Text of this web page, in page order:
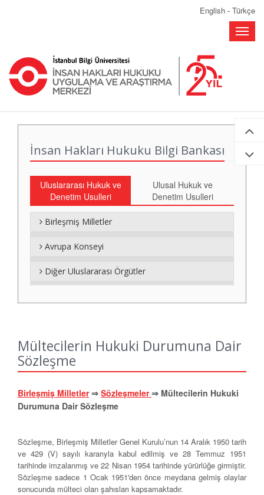
English - Türkçe
Toggle
İnsan Hakları Hukuku Bilgi Bankası
Uluslararası Hukuk ve
Denetim Usulleri
Ulusal Hukuk ve
Denetim Usulleri
Birleşmiş Milletler
Avrupa Konseyi
Diğer Uluslararası Örgütler
Mültecilerin Hukuki Durumuna Dair
Sözleşme
Birleşmiş Milletler⇒ Sözleşmeler⇒ Mültecilerin Hukuki
Durumuna Dair Sözleşme
Sözleşme, Birleşmiş Milletler Genel Kurulu’nun 14 Aralık 1950 tarih
ve 429 (V) sayılı kararıyla kabul edilmiş ve 28 Temmuz 1951
tarihinde imzalanmış ve 22 Nisan 1954 tarihinde yürürlüğe girmiştir.
Sözleşme sadece 1 Ocak 1951'den önce meydana gelmiş olaylar
sonucunda mülteci olan şahısları kapsamaktadır.